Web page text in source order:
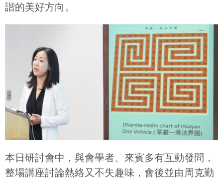
諧的美好方向。
本日研討會中，與會學者、來賓多有互動發問，
整場講座討論熱絡又不失趣味，會後並由周克勤